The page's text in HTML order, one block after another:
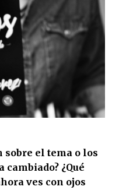
sobre el tema o los
¿Qué
ves con ojos